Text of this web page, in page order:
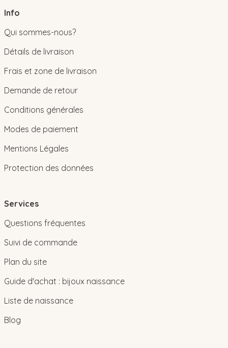
Info
Qui sommes-nous?
Détails de livraison
Frais et zone de livraison
Demande de retour
Conditions générales
Modes de paiement
Mentions Légales
Protection des données
Services
Questions fréquentes
Suivi de commande
Plan du site
Guide d'achat : bijoux naissance
Liste de naissance
Blog